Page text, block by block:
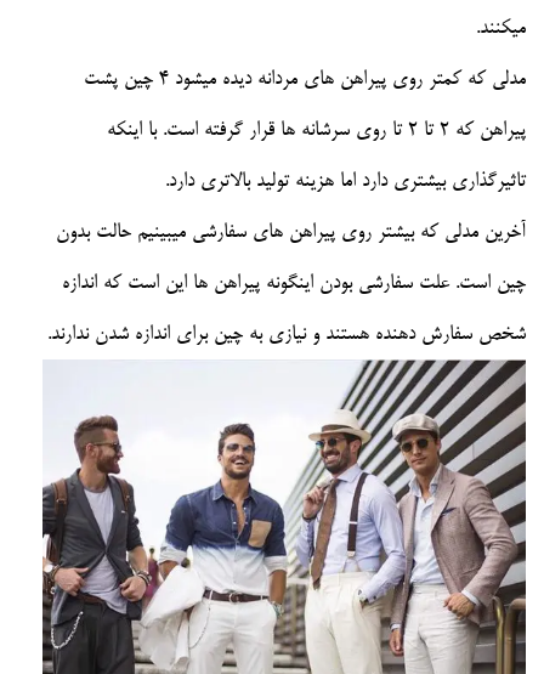
میکنند.
مدلی که کمتر روی پیراهن های مردانه دیده میشود 4 چین پشت
پیراهن که 2 تا 2 تا روی سرشانه ها قرار گرفته است. با اینکه
تاثیرگذاری بیشتری دارد اما هزینه تولید بالاتری دارد.
آخرین مدلی که بیشتر روی پیراهن های سفارشی میبینیم حالت بدون
چین است. علت سفارشی بودن اینگونه پیراهن ها این است که اندازه
شخص سفارش دهنده هستند و نیازی به چین برای اندازه شدن ندارند.